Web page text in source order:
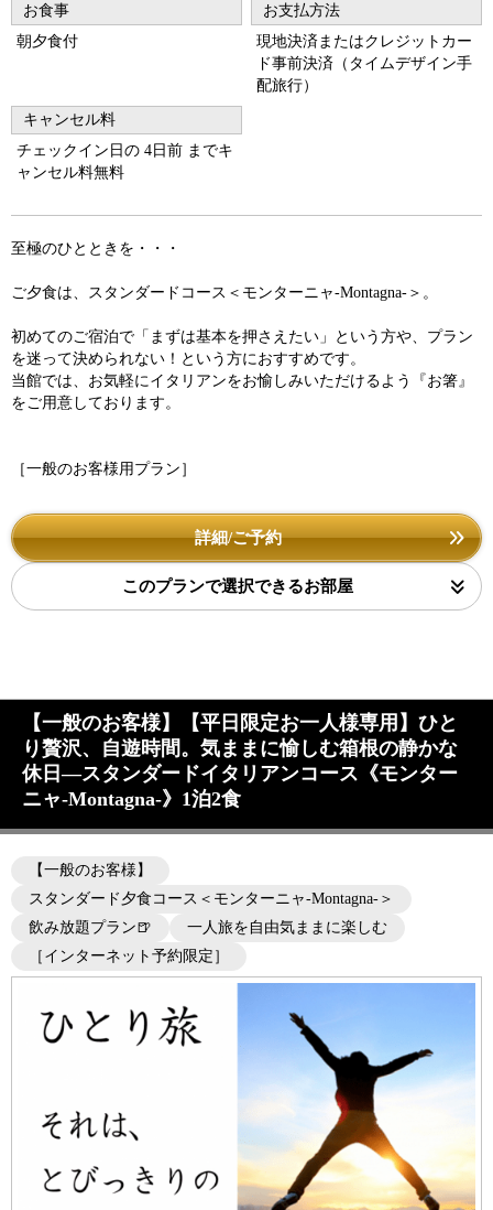
お食事
朝夕食付
お支払方法
現地決済またはクレジットカー
ド事前決済（タイムデザイン手
配旅行）
キャンセル料
チェックイン日の 4日前 までキ
ャンセル料無料
至極のひとときを・・・
ご夕食は、スタンダードコース＜モンターニャ-Montagna-＞。
初めてのご宿泊で「まずは基本を押さえたい」という方や、プラン
を迷って決められない！という方におすすめです。
当館では、お気軽にイタリアンをお愉しみいただけるよう『お箸』
をご用意しております。
［一般のお客様用プラン］
詳細/ご予約
このプランで選択できるお部屋
【一般のお客様】【平日限定お一人様専用】ひと
り贅沢、自遊時間。気ままに愉しむ箱根の静かな
休日―スタンダードイタリアンコース《モンター
ニャ-Montagna-》1泊2食
【一般のお客様】
スタンダード夕食コース＜モンターニャ-Montagna-＞
飲み放題プラン🍺
一人旅を自由気ままに楽しむ
［インターネット予約限定］